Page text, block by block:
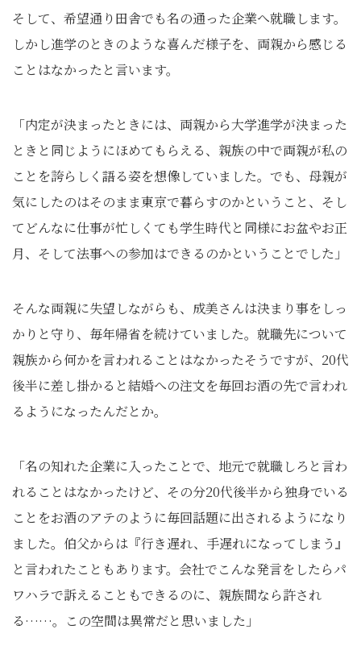
そして、希望通り田舎でも名の通った企業へ就職します。
しかし進学のときのような喜んだ様子を、両親から感じる
ことはなかったと言います。
「内定が決まったときには、両親から大学進学が決まった
ときと同じようにほめてもらえる、親族の中で両親が私の
ことを誇らしく語る姿を想像していました。でも、母親が
気にしたのはそのまま東京で暮らすのかということ、そし
てどんなに仕事が忙しくても学生時代と同様にお盆やお正
月、そして法事への参加はできるのかということでした」
そんな両親に失望しながらも、成美さんは決まり事をしっ
かりと守り、毎年帰省を続けていました。就職先について
親族から何かを言われることはなかったそうですが、20代
後半に差し掛かると結婚への注文を毎回お酒の先で言われ
るようになったんだとか。
「名の知れた企業に入ったことで、地元で就職しろと言わ
れることはなかったけど、その分20代後半から独身でいる
ことをお酒のアテのように毎回話題に出されるようになり
ました。伯父からは『行き遅れ、手遅れになってしまう』
と言われたこともあります。会社でこんな発言をしたらパ
ワハラで訴えることもできるのに、親族間なら許され
る……。この空間は異常だと思いました」